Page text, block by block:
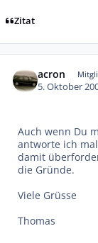
Zitat
acron
5. Oktober
Auch wenn Du
antworte ich
damit
die Gründe.
Viele Grüsse
Thomas